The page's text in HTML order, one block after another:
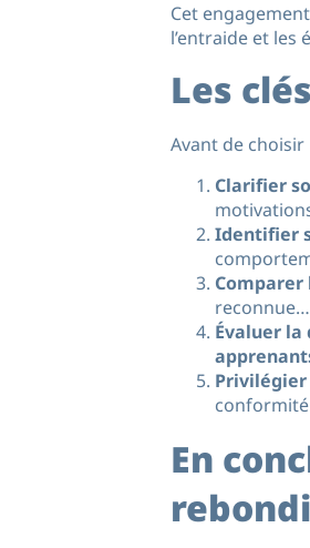
Cet
l’entraide et
Les
Avant de
Clarifier
Identifier
reconnue…
Évaluer la
En